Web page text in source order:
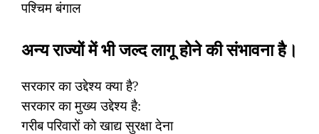
पश्चिम बंगाल
अन्य राज्यों में भी जल्द लागू होने की संभावना है।
सरकार का उद्देश्य क्या है?
सरकार का मुख्य उद्देश्य है:
गरीब परिवारों को खाद्य सुरक्षा देना